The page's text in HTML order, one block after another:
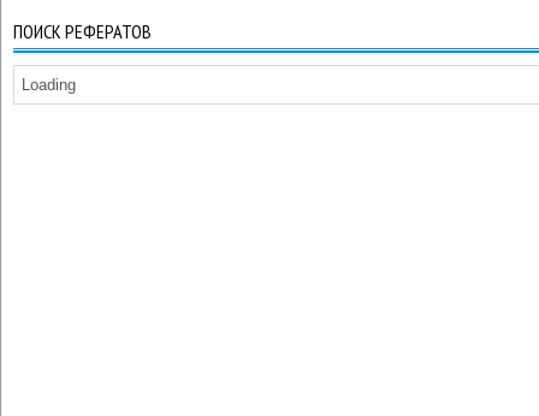
ПОИСК РЕФЕРАТОВ
Loading